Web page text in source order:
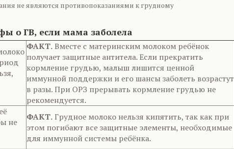
не являются противопоказаниями к грудному
о ГВ, если мама заболела
ФАКТ.Вместе с материнским молоком ребёнок
получает защитные антитела. Если прекратить
кормление грудью, малыш лишится ценной
иммунной поддержки и его шансы заболеть возрастут
в разы. При ОРЗ прерывать кормление грудью не
рекомендуется.
не
ФАКТ. Грудное молоко нельзя кипятить, так как при
этом погибают все защитные элементы, необходимые
для иммунной системы ребёнка.